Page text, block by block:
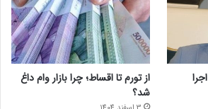
از تورم تا اقساط؛ چرا بازار وام داغ
شد؟